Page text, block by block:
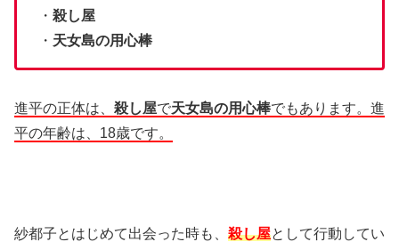
・ 殺し屋
・ 天女島の用心棒
進平の正体は、 殺し屋で天女島の用心棒でもあります。 進
平の年齢は、18歳です。
紗都子とはじめて出会った時も、 殺し屋として行動してい